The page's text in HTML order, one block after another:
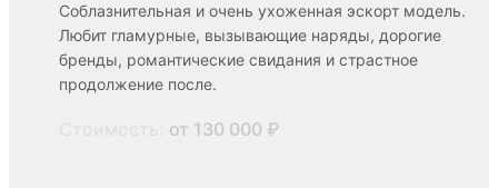
Соблазнительная и очень ухоженная эскорт модель.
Любит гламурные, вызывающие наряды, дорогие
бренды, романтические свидания и страстное
продолжение после.
от 130 000 ₽